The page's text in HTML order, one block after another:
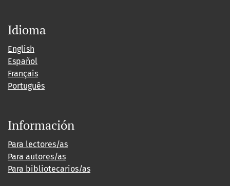
Idioma
English
Español
Français
Português
Información
Para lectores/as
Para autores/as
Para bibliotecarios/as